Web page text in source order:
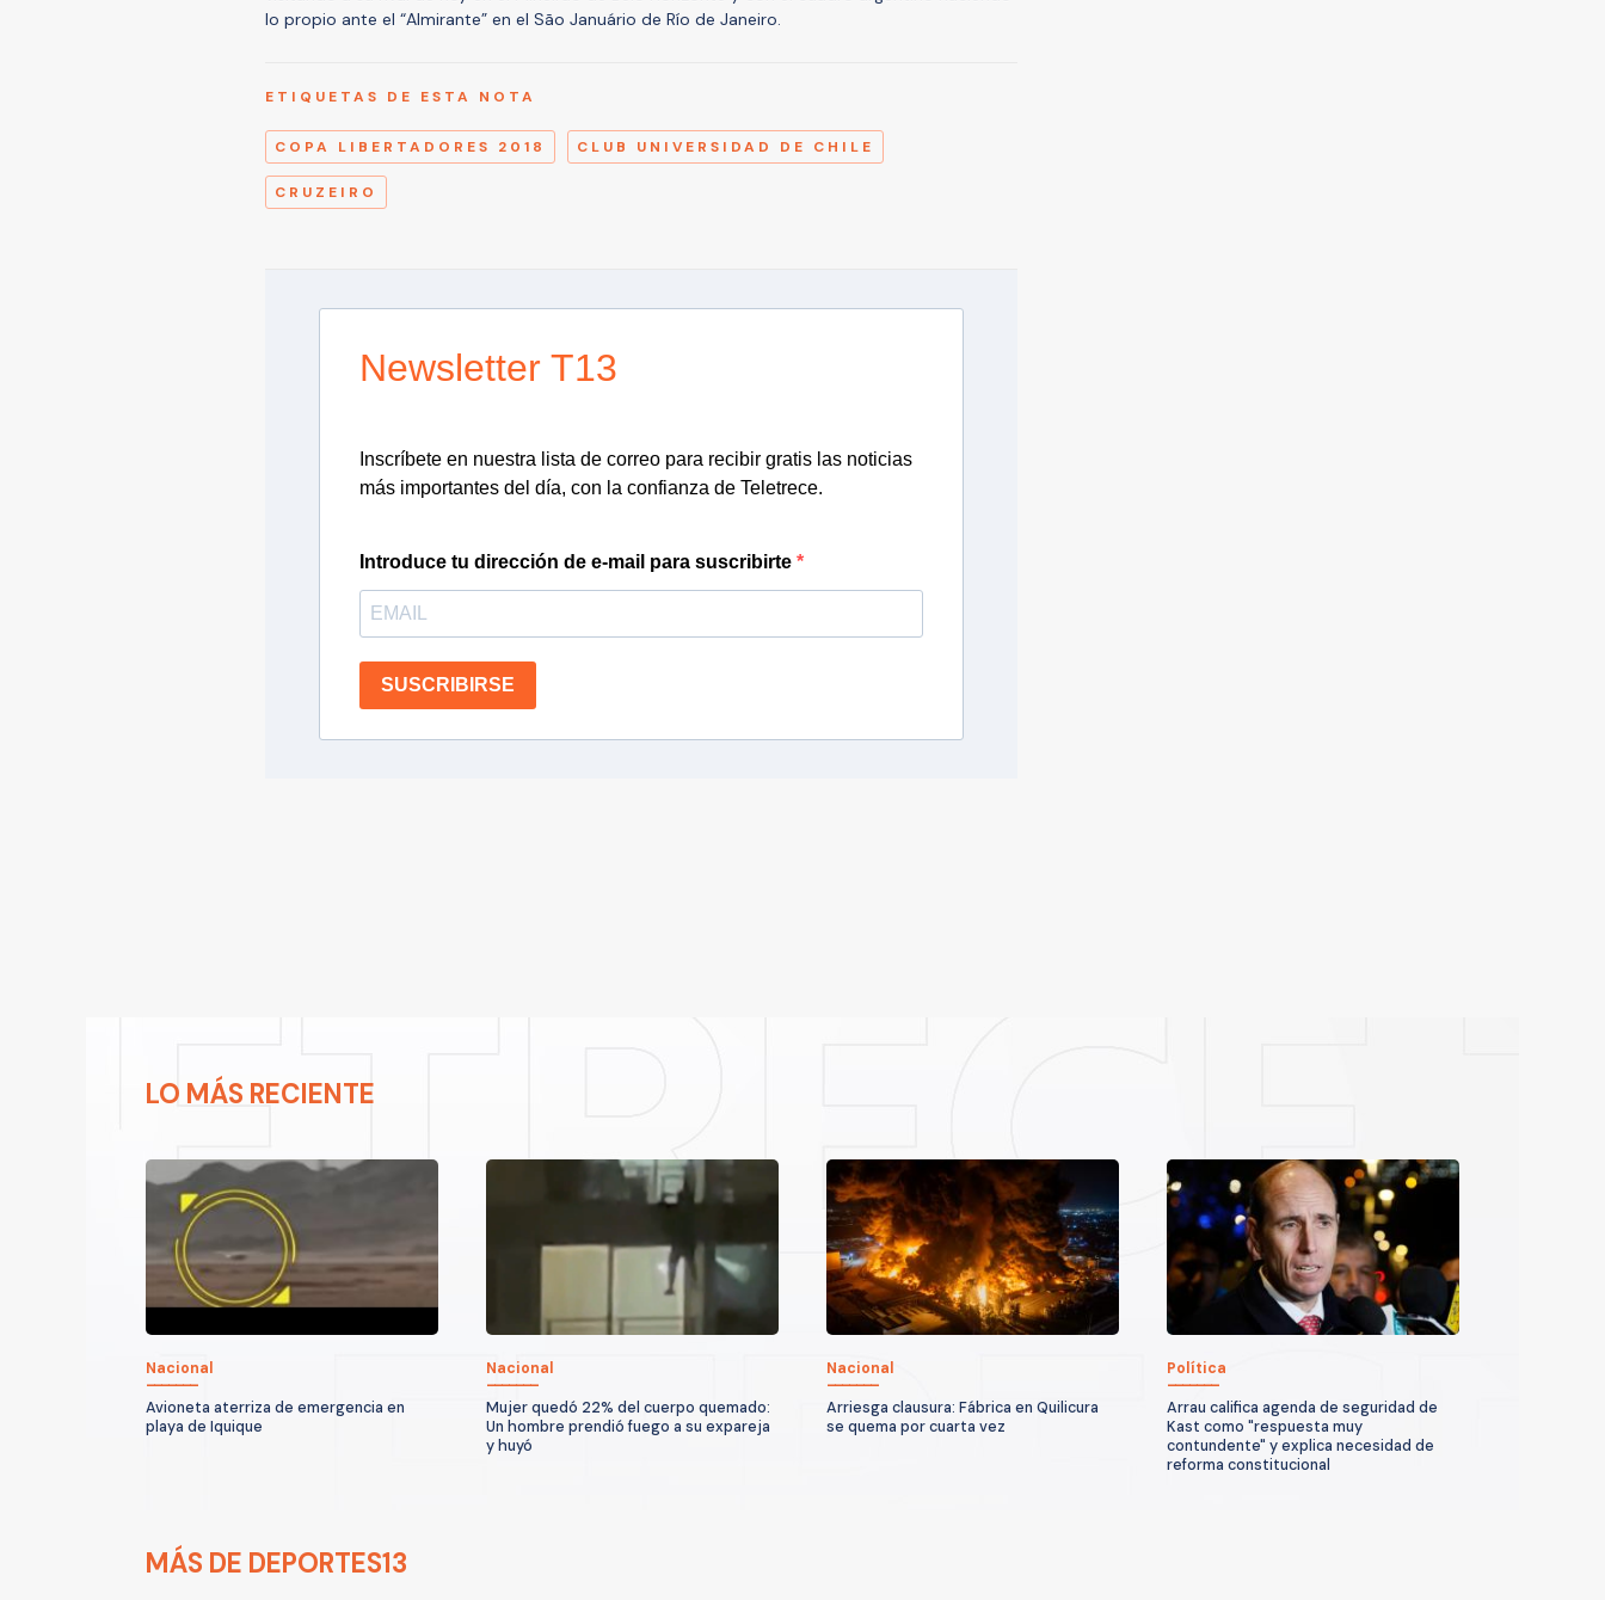
lo propio ante el “Almirante” en el São Januário de Río de Janeiro.
ETIQUETAS DE ESTA NOTA
COPA LIBERTADORES 2018 CLUB UNIVERSIDAD DE CHILE
CRUZEIRO
Newsletter T13
Inscríbete en nuestra lista de correo para recibir gratis las noticias
más importantes del día, con la confianza de Teletrece.
Introduce tu dirección de e-mail para suscribirte
SUSCRIBIRSE
LO MÁS RECIENTE
Nacional
Avioneta aterriza de emergencia en
playa de Iquique
Nacional
Mujer quedó 22% del cuerpo quemado:
Un hombre prendió fuego a su expareja
y huyó
Nacional
Arriesga clausura: Fábrica en Quilicura
se quema por cuarta vez
Política
Arrau califica agenda de seguridad de
Kast como "respuesta muy
contundente" y explica necesidad de
reforma constitucional
MÁS DE DEPORTES13